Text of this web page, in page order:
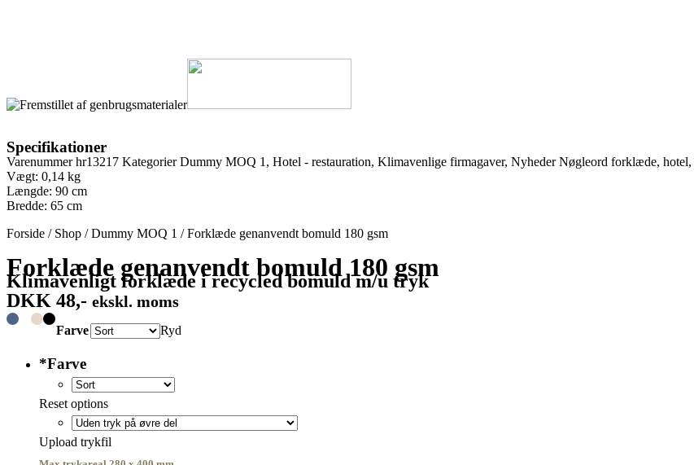
Specifikationer
Varenummerhr13217 Kategorier Dummy MOQ 1 , Hotel - restauration, Klimavenlige firmagaver, Nyheder Nøgleord forklæde, hotel,
Vægt: 0,14 kg
Længde: 90 cm
Bredde: 65 cm
Forside / Shop /Dummy MOQ 1 /Forklæde genanvendt bomuld 180 gsm
Forklæde genanvendt bomuld 180 gsm
Klimavenligt forklæde i recycled bomuld m/u tryk
DKK 48,- ekskl. moms
Farve Ryd
*Farve
Reset options
Upload trykfil